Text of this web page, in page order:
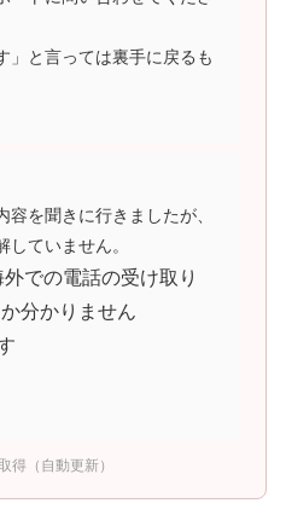
」と言っては裏手に戻るも
を聞きに行きましたが、
ていません。
での電話の受け取り
分かりません
（自動更新）